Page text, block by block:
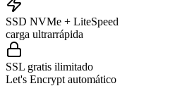
SSD NVMe + LiteSpeed
carga ultrarrápida
SSL gratis ilimitado
Let's Encrypt automático